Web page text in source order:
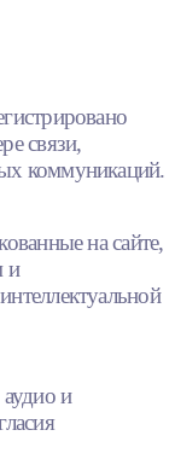
связи,
коммуникаций.
на сайте,
и
и